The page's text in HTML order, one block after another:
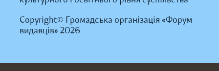
Copyright© Громадська організація «Форум
видавців» 2026